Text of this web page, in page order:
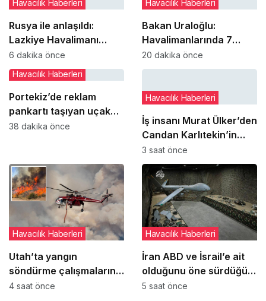
Rusya ile anlaşıldı:
Lazkiye Havalimanı
tamamen Suriye
yönetimine geçiyor
Havacılık Haberleri
6 dakika önce
Bakan Uraloğlu:
Havalimanlarında 7
ayda 138,7 milyon
yolcuya hizmet verildi
Havacılık Haberleri
20 dakika önce
Portekiz’de reklam
pankartı taşıyan uçak
düştü: 28 yaşındaki pilot
Havacılık Haberleri
38 dakika önce
İş insanı Murat Ülker’den
Candan Karlıtekin’in
THY ile ilgili kaleme
aldığı kitaba övgü
Havacılık Haberleri
3 saat önce
Utah’ta yangın
söndürme çalışmalarına
katılan helikopter düştü:
Havacılık Haberleri
4 saat önce
İran ABD ve İsrail’e ait
olduğunu öne sürdüğü
hava araçlarının
Havacılık Haberleri
5 saat önce